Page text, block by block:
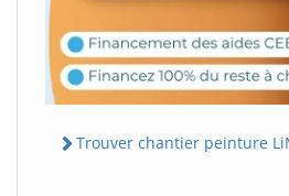
Trouver chantier peinture